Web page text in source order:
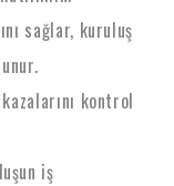
sağlar, kuruluş
kontrol
iş